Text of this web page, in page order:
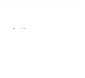
бойкот